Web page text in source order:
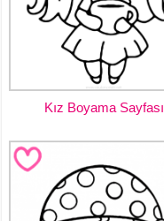
Kız Boyama Sayfası